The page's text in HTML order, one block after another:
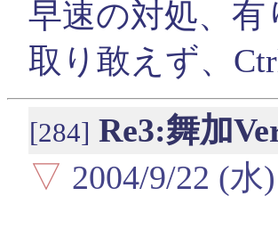
早速の対処、
取り敢えず、
[284] Re3:舞加
▽ 2004/9/22 (水